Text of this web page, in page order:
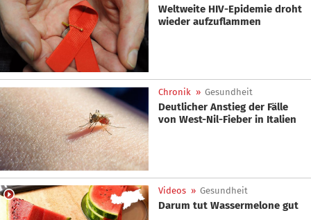
Weltweite HIV-Epidemie droht
wieder aufzuflammen
Chronik » Gesundheit
Deutlicher Anstieg der Fälle
von West-Nil-Fieber in Italien
Videos » Gesundheit
Darum tut Wassermelone gut